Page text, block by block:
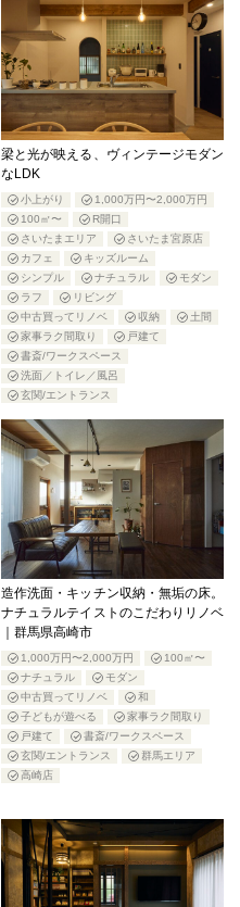
梁と光が映える、ヴィンテージモダン
なLDK
小上がり
1,000万円〜2,000万円
100㎡〜
R開口
さいたまエリア
さいたま宮原店
カフェ
キッズルーム
シンプル
ナチュラル
モダン
ラフ
リビング
中古買ってリノベ
収納
土間
家事ラク間取り
戸建て
書斎/ワークスペース
洗面／トイレ／風呂
玄関/エントランス
造作洗面・キッチン収納・無垢の床。
ナチュラルテイストのこだわりリノベ
｜群馬県高崎市
1,000万円〜2,000万円
100㎡〜
ナチュラル
モダン
中古買ってリノベ
和
子どもが遊べる
家事ラク間取り
戸建て
書斎/ワークスペース
玄関/エントランス
群馬エリア
高崎店